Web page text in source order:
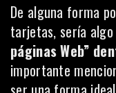
De alguna forma
tarjetas, sería
páginas Web”
importante